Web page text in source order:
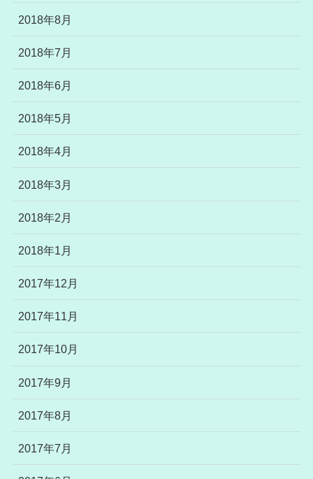
2018年8月
2018年7月
2018年6月
2018年5月
2018年4月
2018年3月
2018年2月
2018年1月
2017年12月
2017年11月
2017年10月
2017年9月
2017年8月
2017年7月